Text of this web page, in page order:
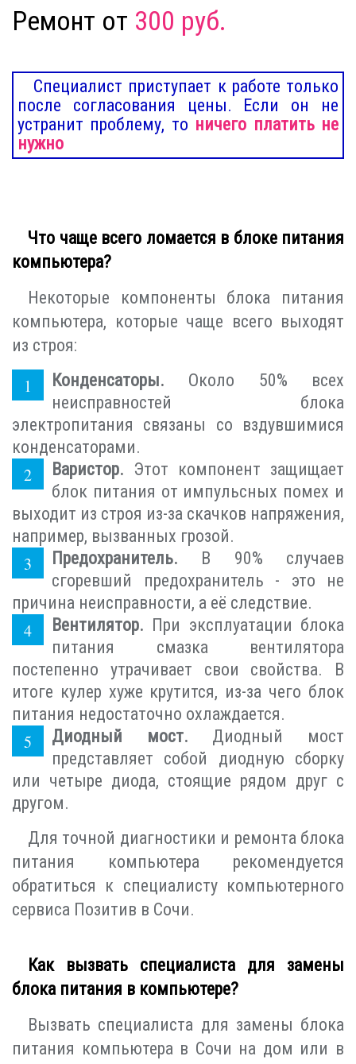
Ремонт от 300 руб.
Специалист приступает к работе только
после согласования цены. Если он не
устранит проблему, то ничего платить не
нужно
Что чаще всего ломается в блоке питания
компьютера?
Некоторые компоненты блока питания
компьютера, которые чаще всего выходят
из строя:
Конденсаторы. Около 50% всех
неисправностей блока
электропитания связаны со вздувшимися
конденсаторами.
Варистор. Этот компонент защищает
блок питания от импульсных помех и
выходит из строя из-за скачков напряжения,
например, вызванных грозой.
Предохранитель. В 90% случаев
сгоревший предохранитель - это не
причина неисправности, а её следствие.
Вентилятор. При эксплуатации блока
питания смазка вентилятора
постепенно утрачивает свои свойства. В
итоге кулер хуже крутится, из-за чего блок
питания недостаточно охлаждается.
Диодный мост. Диодный мост
представляет собой диодную сборку
или четыре диода, стоящие рядом друг с
другом.
Для точной диагностики и ремонта блока
питания компьютера рекомендуется
обратиться к специалисту компьютерного
сервиса Позитив в Сочи.
Как вызвать специалиста для замены
блока питания в компьютере?
Вызвать специалиста для замены блока
питания компьютера в Сочи на дом или в